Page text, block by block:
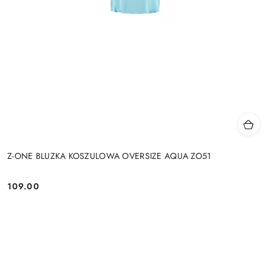
Z-ONE BLUZKA KOSZULOWA OVERSIZE AQUA ZO51
Cena:
109.00